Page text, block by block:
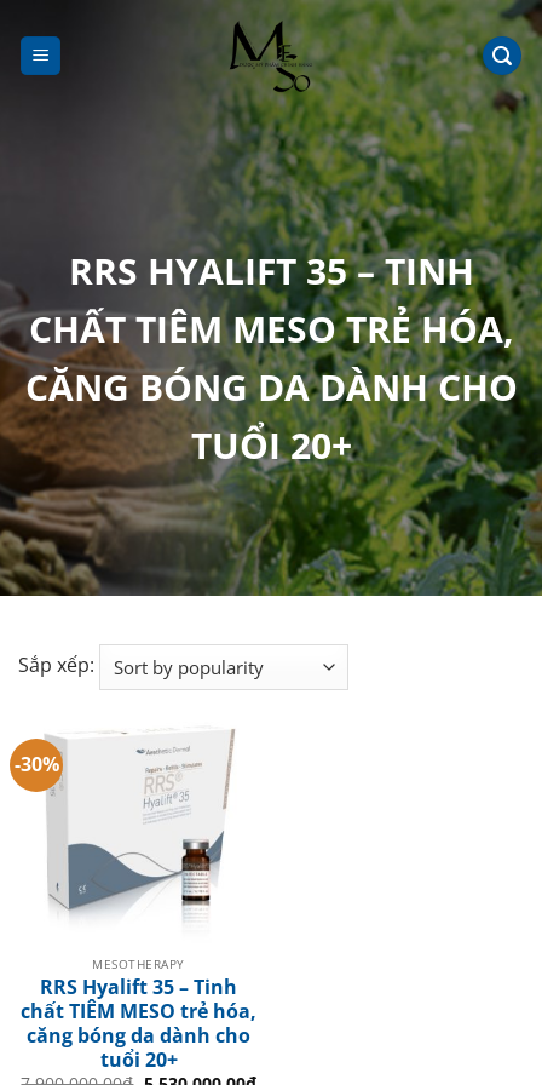
đến
nội
RRS HYALIFT 35 – TINH
CHẤT TIÊM MESO TRẺ HÓA,
CĂNG BÓNG DA DÀNH CHO
TUỔI 20+
Sắp xếp:
-30%
MESOTHERAPY
RRS Hyalift 35 – Tinh
chất TIÊM MESO trẻ hóa,
căng bóng da dành cho
tuổi 20+